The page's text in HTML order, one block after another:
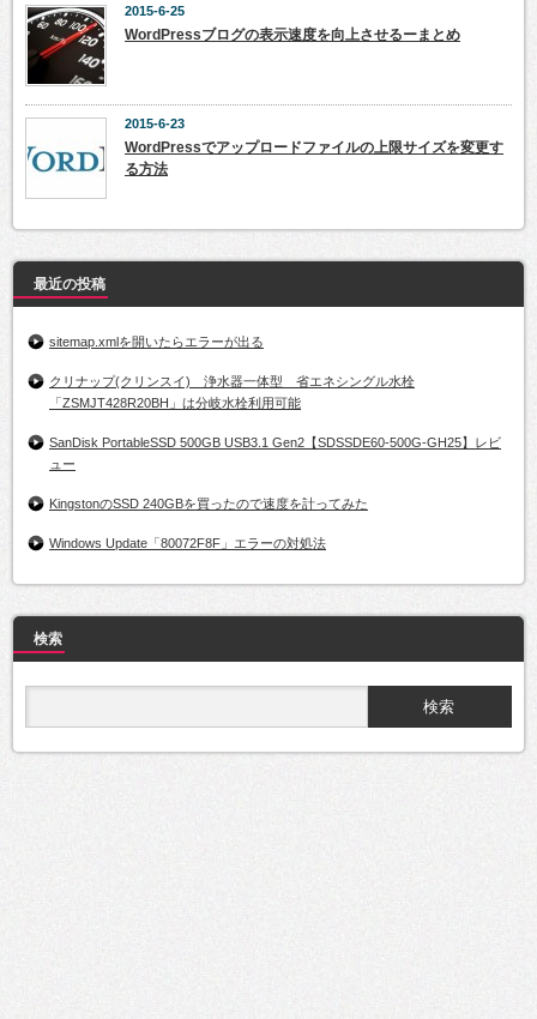
2015-6-25
WordPressブログの表示速度を向上させるーまとめ
2015-6-23
WordPressでアップロードファイルの上限サイズを変更す
る方法
最近の投稿
sitemap.xmlを開いたらエラーが出る
クリナップ(クリンスイ) 浄水器一体型 省エネシングル水栓
「ZSMJT428R20BH」は分岐水栓利用可能
SanDisk PortableSSD 500GB USB3.1 Gen2【SDSSDE60-500G-GH25】レビ
ュー
KingstonのSSD 240GBを買ったので速度を計ってみた
Windows Update「80072F8F」エラーの対処法
検索